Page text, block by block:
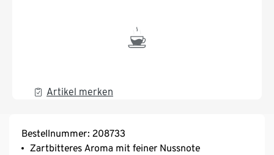
Artikel merken
Bestellnummer: 208733
Zartbitteres Aroma mit feiner Nussnote